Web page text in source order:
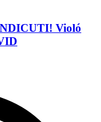
Violó